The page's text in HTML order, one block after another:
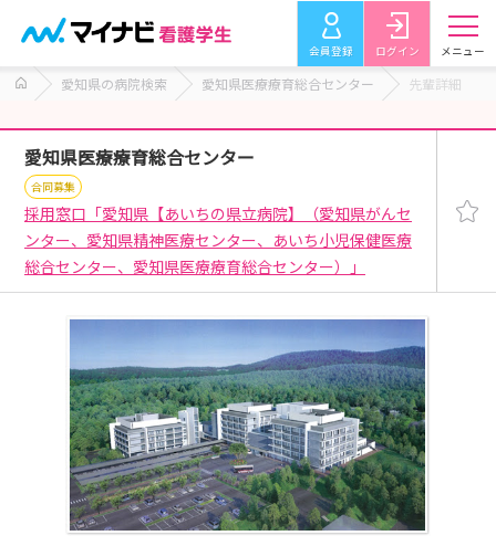
会員登録 ログイン メニュー
愛知県の病院検索 愛知県医療療育総合センター 先輩詳細
愛知県医療療育総合センター
合同募集
採用窓口「愛知県【あいちの県立病院】（愛知県がんセ
ンター、愛知県精神医療センター、あいち小児保健医療
総合センター、愛知県医療療育総合センター）」